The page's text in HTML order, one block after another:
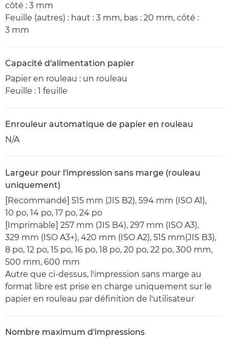
côté : 3 mm
Feuille (autres) : haut : 3 mm, bas : 20 mm, côté :
3 mm
Capacité d'alimentation papier
Papier en rouleau : un rouleau
Feuille : 1 feuille
Enrouleur automatique de papier en rouleau
N/A
Largeur pour l'impression sans marge (rouleau
uniquement)
[Recommandé] 515 mm (JIS B2), 594 mm (ISO A1),
10 po, 14 po, 17 po, 24 po
[Imprimable] 257 mm (JIS B4), 297 mm (ISO A3),
329 mm (ISO A3+), 420 mm (ISO A2), 515 mm(JIS B3),
8 po, 12 po, 15 po, 16 po, 18 po, 20 po, 22 po, 300 mm,
500 mm, 600 mm
Autre que ci-dessus, l'impression sans marge au
format libre est prise en charge uniquement sur le
papier en rouleau par définition de l'utilisateur
Nombre maximum d'impressions